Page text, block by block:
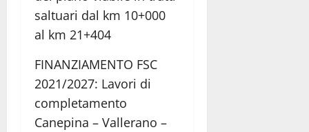
saltuari dal km 10+000
al km 21+404
FINANZIAMENTO FSC
2021/2027: Lavori di
completamento
Canepina – Vallerano –